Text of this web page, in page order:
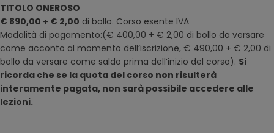
TITOLO ONEROSO
€ 890,00 + € 2,00 di bollo. Corso esente IVA
Modalità di pagamento:(€ 400,00 + € 2,00 di bollo da versare
come acconto al momento dell’iscrizione, € 490,00 + € 2,00 di
bollo da versare come saldo prima dell’inizio del corso). Si
ricorda che se la quota del corso non risulterà
interamente pagata, non sarà possibile accedere alle
lezioni.